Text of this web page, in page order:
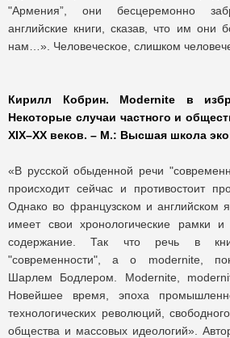
"Армения”, они бесцеремонно
английские книги, сказав, что им они
нам…». Человеческое, слишком
Кирилл Кобрин. Modernite в
Некоторые случаи частного и
XIX–XX веков. – М.: Высшая школа
«В русской обыденной речи
происходит сейчас и противостоит
Однако во французском и английском
имеет свои хронологические рамки и
содержание. Так что речь в
"современности", а о modernite,
Шарлем Бодлером. Modernite,
Новейшее время, эпоха
технологических революций,
общества и массовых идеологий».